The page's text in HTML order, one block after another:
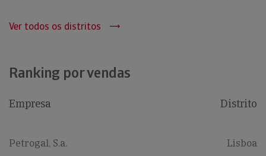
Ver todos os distritos
Ranking por vendas
Empresa Distrito
Petrogal, S.a. Lisboa